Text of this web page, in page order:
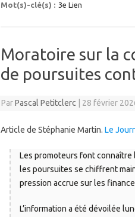
Mot(s)-clé(s) : 3e Lien
Moratoire sur la
de poursuites
ParPascal Petitclerc 28 février
Article de Stéphanie Martin. Le
Les promoteurs font connaître
les poursuites se chiffrent
pression accrue sur les
L’information a été dévoilée